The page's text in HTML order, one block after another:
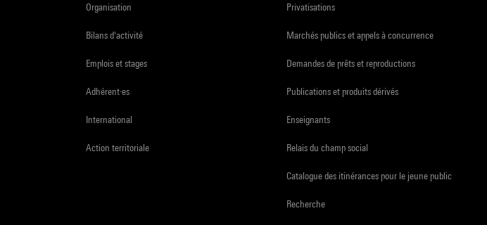
Organisation
Bilans d'activité
Emplois et stages
Adhérent·es
International
Action territoriale
Privatisations
Marchés publics et appels à concurrence
Demandes de prêts et reproductions
Publications et produits dérivés
Enseignants
Relais du champ social
Catalogue des itinérances pour le jeune public
Recherche